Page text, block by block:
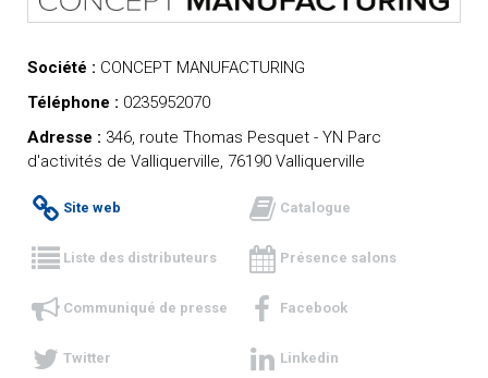
Société : CONCEPT MANUFACTURING
Téléphone : 0235952070
Adresse : 346, route Thomas Pesquet - YN Parc
d'activités de Valliquerville, 76190 Valliquerville
Site web Catalogue
Liste des distributeurs Présence salons
Communiqué de presse Facebook
Twitter Linkedin